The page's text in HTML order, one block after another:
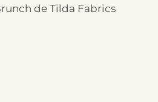
de Tilda Fabrics